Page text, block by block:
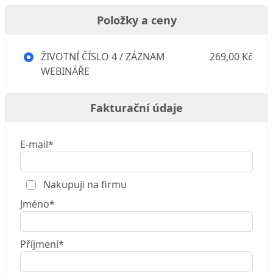
Položky a ceny
ŽIVOTNÍ ČÍSLO 4 / ZÁZNAM
WEBINÁŘE
269,00 Kč
Fakturační údaje
E-mail*
Nakupuji na firmu
Jméno*
Příjmení*